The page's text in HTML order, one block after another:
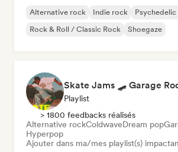
Alternative rock Indie rock
Rock & Roll / Classic Rock
Shoegaze
Playlist
> 1800 feedbacks réalisés
Alternative rockColdwaveDream pop
Hyperpop
Ajouter dans ma/mes playlist(s)